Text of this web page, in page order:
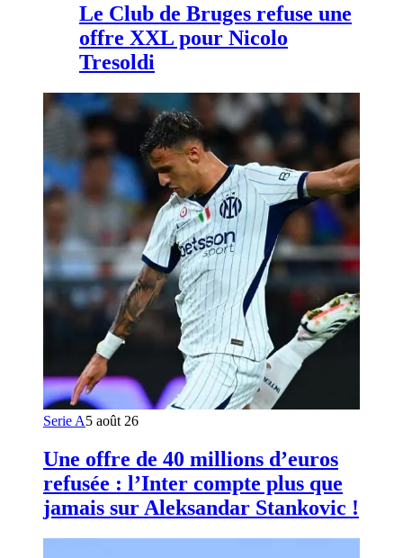
Le Club de Bruges refuse une
offre XXL pour Nicolo
Tresoldi
Serie A5 août 26
Une offre de 40 millions d’euros
refusée : l’Inter compte plus que
jamais sur Aleksandar Stankovic !